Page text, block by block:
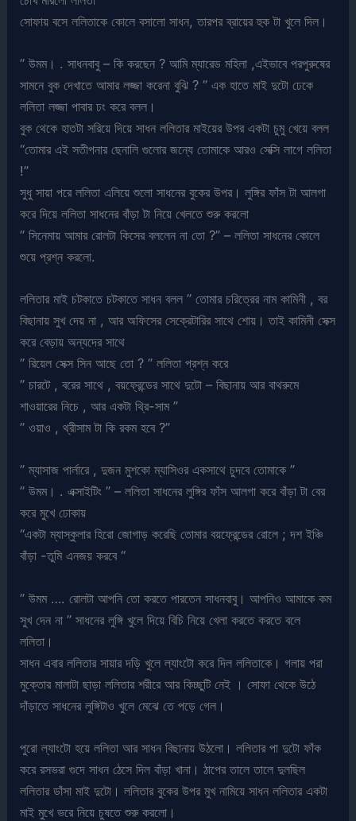
সোফায় বসে ললিতাকে কোলে বসালো সাধন, তারপর ব্রায়ের হুক টা খুলে দিল।
” উমম। . সাধনবাবু – কি করছেন ? আমি ম্যারেড মহিলা ,এইভাবে পরপুরুষের
সামনে বুক দেখাতে আমার লজ্জা করেনা বুঝি ? ” এক হাতে মাই দুটো ঢেকে
ললিতা লজ্জা পাবার ঢং করে বলল।
বুক থেকে হাতটা সরিয়ে দিয়ে সাধন ললিতার মাইয়ের উপর একটা চুমু খেয়ে বলল
“তোমার এই সতীপনার ছেনালি গুলোর জন্যে তোমাকে আরও সেক্সি লাগে ললিতা
!”
সুধু সায়া পরে ললিতা এলিয়ে শুলো সাধনের বুকের উপর। লুঙ্গির ফাঁস টা আলগা
করে দিয়ে ললিতা সাধনের বাঁড়া টা নিয়ে খেলতে শুরু করলো
” সিনেমায় আমার রোলটা কিসের বললেন না তো ?” – ললিতা সাধনের কোলে
শুয়ে প্রশ্ন করলো.
ললিতার মাই চটকাতে চটকাতে সাধন বলল ” তোমার চরিত্রের নাম কামিনী , বর
বিছানায় সুখ দেয় না , আর অফিসের সেক্রেটারির সাথে শোয়। তাই কামিনী সেক্স
করে বেড়ায় অন্যদের সাথে
” রিয়েল সেক্স সিন আছে তো ? ” ললিতা প্রশ্ন করে
” চারটে , বরের সাথে , বয়ফ্রেন্ডের সাথে দুটো – বিছানায় আর বাথরুমে
শাওয়ারের নিচে , আর একটা থ্রি-সাম ”
” ওয়াও , থ্রীসাম টা কি রকম হবে ?”
” ম্যাসাজ পার্লারে , দুজন মুশকো ম্যাসিওর একসাথে চুদবে তোমাকে ”
” উমম। . এক্সাইটিং ” – ললিতা সাধনের লুঙ্গির ফাঁস আলগা করে বাঁড়া টা বের
করে মুখে ঢোকায়
“একটা ম্যাস্কুলার হিরো জোগাড় করেছি তোমার বয়ফ্রেন্ডের রোলে ; দশ ইঞ্চি
বাঁড়া -তুমি এনজয় করবে “
” উমম …. রোলটা আপনি তো করতে পারতেন সাধনবাবু। আপনিও আমাকে কম
সুখ দেন না ” সাধনের লুঙ্গি খুলে দিয়ে বিচি নিয়ে খেলা করতে করতে বলে
ললিতা।
সাধন এবার ললিতার সায়ার দড়ি খুলে ল্যাংটো করে দিল ললিতাকে। গলায় পরা
মুক্তোর মালাটা ছাড়া ললিতার শরীরে আর কিচ্ছুটি নেই । সোফা থেকে উঠে
দাঁড়াতে সাধনের লুঙ্গিটাও খুলে মেঝে তে পড়ে গেল।
পুরো ল্যাংটো হয়ে ললিতা আর সাধন বিছানায় উঠলো। ললিতার পা দুটো ফাঁক
করে রসভরা গুদে সাধন ঠেসে দিল বাঁড়া খানা। ঠাপের তালে তালে দুলছিল
ললিতার ডাঁসা মাই দুটো। ললিতার বুকের উপর মুখ নামিয়ে সাধন ললিতার একটা
মাই মুখে ভরে নিয়ে চুষতে শুরু করলো।